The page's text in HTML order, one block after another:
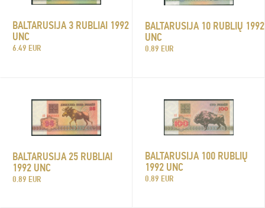
BALTARUSIJA 3 RUBLIAI 1992
UNC
6.49 EUR
BALTARUSIJA 10 RUBLIŲ 1992
UNC
0.89 EUR
BALTARUSIJA 25 RUBLIAI
1992 UNC
0.89 EUR
BALTARUSIJA 100 RUBLIŲ
1992 UNC
0.89 EUR